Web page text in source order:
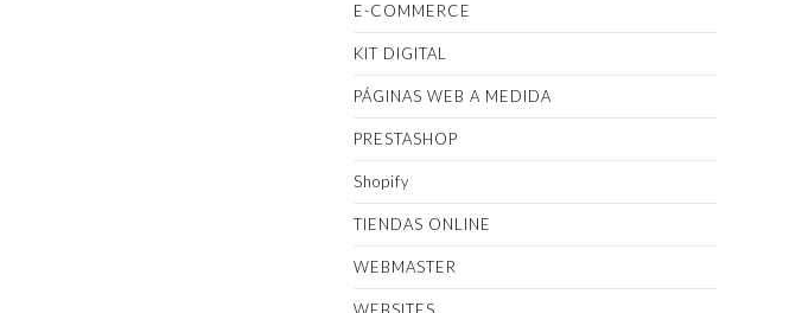
E-COMMERCE
KIT DIGITAL
PÁGINAS WEB A MEDIDA
PRESTASHOP
Shopify
TIENDAS ONLINE
WEBMASTER